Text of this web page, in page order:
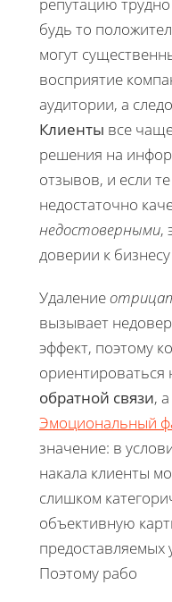
репутацию
будь то
могут
восприятие
аудитории, а
Клиенты все
решения на
отзывов, и если
недостаточно
недостоверными,
доверии к
Удаление
вызывает
эффект, поэтому
ориентироваться
обратной связи,
Эмоциональный
значение: в
накала клиенты
слишком
объективную
предоставляемых
Поэтому рабо